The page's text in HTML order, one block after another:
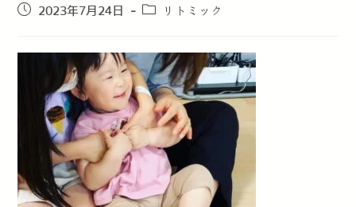
2023年7月24日 リトミック